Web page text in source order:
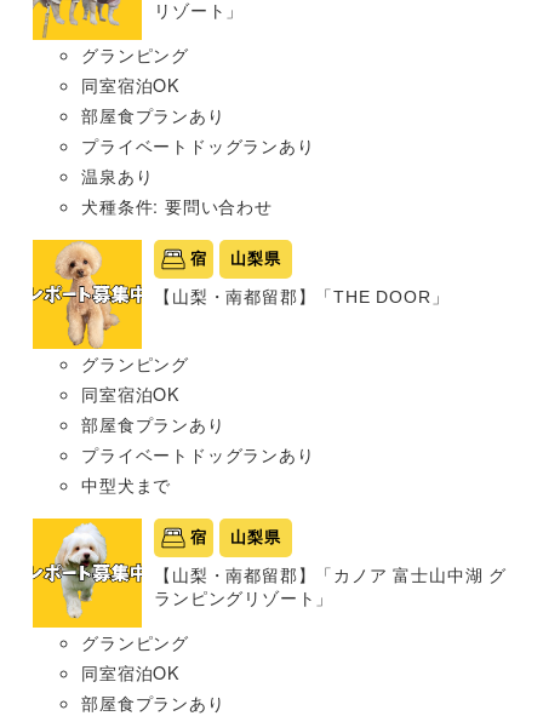
リゾート」
グランピング
同室宿泊OK
部屋食プランあり
プライベートドッグランあり
温泉あり
犬種条件: 要問い合わせ
宿 山梨県
【山梨・南都留郡】「THE DOOR」
グランピング
同室宿泊OK
部屋食プランあり
プライベートドッグランあり
中型犬まで
宿 山梨県
【山梨・南都留郡】「カノア 富士山中湖 グ
ランピングリゾート」
グランピング
同室宿泊OK
部屋食プランあり